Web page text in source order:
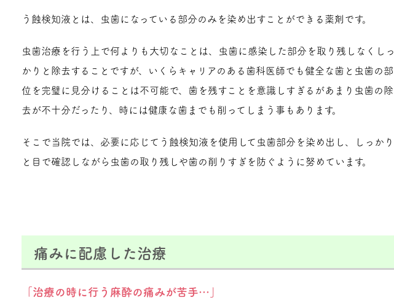
う蝕検知液とは、虫歯になっている部分のみを染め出すことができる薬剤です。
虫歯治療を行う上で何よりも大切なことは、虫歯に感染した部分を取り残しなくしっ
かりと除去することですが、いくらキャリアのある歯科医師でも健全な歯と虫歯の部
位を完璧に見分けることは不可能で、歯を残すことを意識しすぎるがあまり虫歯の除
去が不十分だったり、時には健康な歯までも削ってしまう事もあります。
そこで当院では、必要に応じてう蝕検知液を使用して虫歯部分を染め出し、しっかり
と目で確認しながら虫歯の取り残しや歯の削りすぎを防ぐように努めています。
痛みに配慮した治療
「治療の時に行う麻酔の痛みが苦手…」